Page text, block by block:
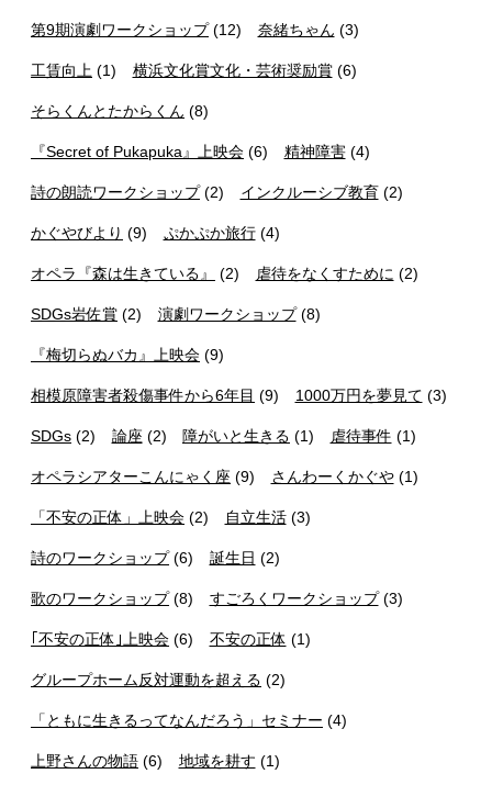
第9期演劇ワークショップ(12) 奈緒ちゃん (3)
工賃向上 (1) 横浜文化賞文化・芸術奨励賞(6)
そらくんとたからくん (8)
『Secret of Pukapuka』上映会 (6) 精神障害(4)
詩の朗読ワークショップ(2) インクルーシブ教育(2)
かぐやびより (9) ぷかぷか旅行(4)
オペラ『森は生きている』 (2) 虐待をなくすために (2)
SDGs岩佐賞 (2) 演劇ワークショップ(8)
『梅切らぬバカ』上映会 (9)
相模原障害者殺傷事件から6年目 (9) 1000万円を夢見て (3)
SDGs (2) 論座 (2) 障がいと生きる (1) 虐待事件 (1)
オペラシアターこんにゃく座 (9) さんわーくかぐや(1)
「不安の正体」上映会 (2) 自立生活(3)
詩のワークショップ(6) 誕生日 (2)
歌のワークショップ(8) すごろくワークショップ(3)
｢不安の正体｣上映会 (6) 不安の正体 (1)
グループホーム反対運動を超える (2)
「ともに生きるってなんだろう」セミナー (4)
上野さんの物語 (6) 地域を耕す (1)